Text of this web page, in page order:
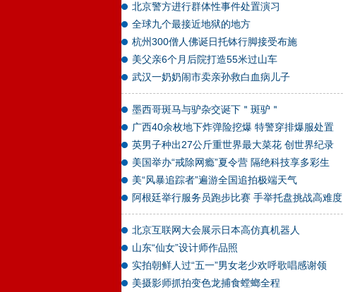
北京警方进行群体性事件处置演习
全球九个最接近地狱的地方
杭州300僧人佛诞日托钵行脚接受布施
美父亲6个月后院打造55米过山车
武汉一奶奶闹市卖亲孙救白血病儿子
墨西哥斑马与驴杂交诞下＂斑驴＂
广西40余枚地下炸弹险挖爆 特警穿排爆服处置
英男子种出27公斤重世界最大菜花 创世界纪录
美国举办“戒除网瘾”夏令营 隔绝科技享多彩生
美“风暴追踪者”遍游全国追拍极端天气
阿根廷举行服务员跑步比赛 手举托盘挑战高难度
北京互联网大会展示日本高仿真机器人
山东“仙女”设计师作品照
实拍朝鲜人过“五一”男女老少欢呼歌唱感谢领
美摄影师抓拍变色龙捕食螳螂全程